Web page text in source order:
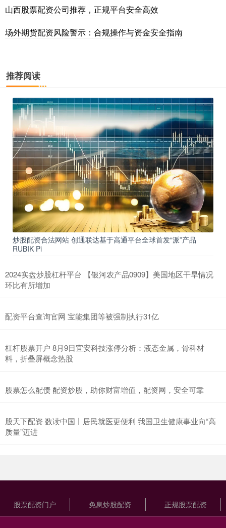
山西股票配资公司推荐，正规平台安全高效
场外期货配资风险警示：合规操作与资金安全指南
推荐阅读
炒股配资合法网站 创通联达基于高通平台全球首发“派”产品
RUBIK Pi
2024实盘炒股杠杆平台 【银河农产品0909】美国地区干旱情况
环比有所增加
配资平台查询官网 宝能集团等被强制执行31亿
杠杆股票开户 8月9日宜安科技涨停分析：液态金属，骨科材
料，折叠屏概念热股
股票怎么配债 配资炒股，助你财富增值，配资网，安全可靠
股天下配资 数读中国丨居民就医更便利 我国卫生健康事业向“高
质量”迈进
股票配资门户 免息炒股配资 正规股票配资